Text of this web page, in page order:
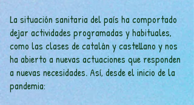
La situación sanitaria del país ha comportado
dejar actividades programadas y habituales,
como las clases de catalán y castellano y nos
ha abierto a nuevas actuaciones que responden
a nuevas necesidades. Así, desde el inicio de la
pandemia: